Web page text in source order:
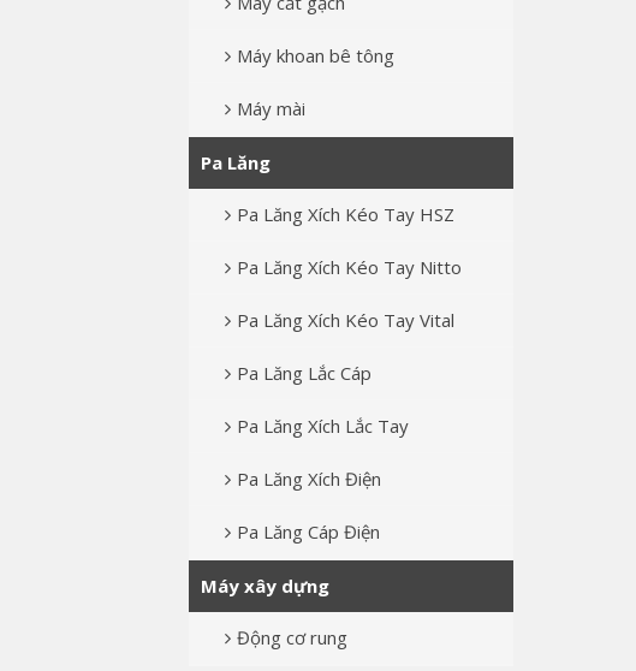
Máy khoan bê tông
Máy mài
Pa Lăng
Pa Lăng Xích Kéo Tay HSZ
Pa Lăng Xích Kéo Tay Nitto
Pa Lăng Xích Kéo Tay Vital
Pa Lăng Lắc Cáp
Pa Lăng Xích Lắc Tay
Pa Lăng Xích Điện
Pa Lăng Cáp Điện
Máy xây dựng
Động cơ rung